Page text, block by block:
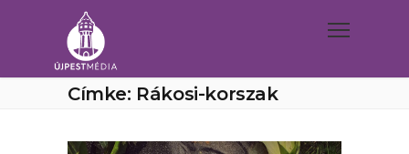
Címke: Rákosi-korszak